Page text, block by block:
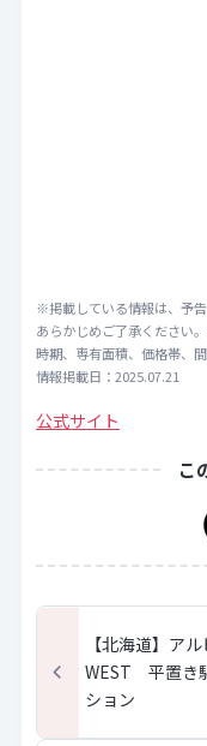
※掲載している情報は、予
あらかじめご了承ください
時期、専有面積、価格帯、
情報掲載日：2025.07.21
公式サイト
こ
【北海道】ア
WEST 平置き
ション